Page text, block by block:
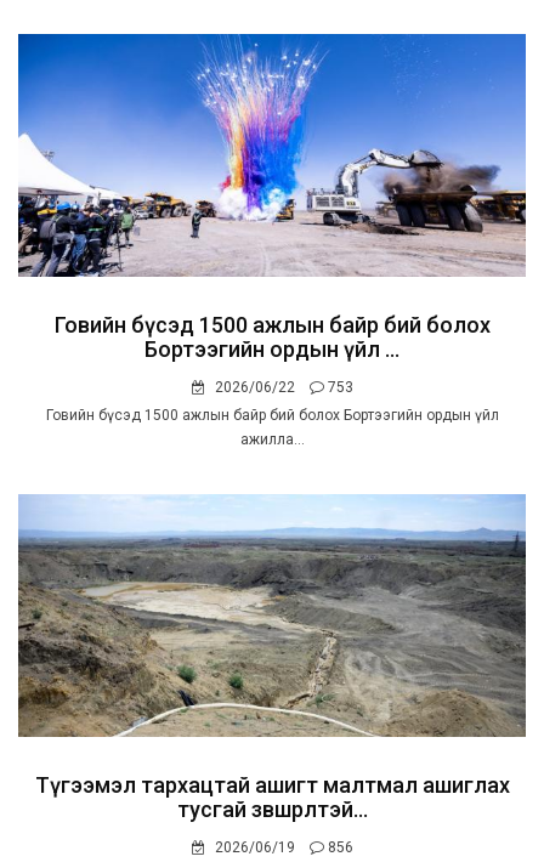
Говийн бүсэд 1500 ажлын байр бий болох
Бортээгийн ордын үйл ...
2026/06/22
753
Говийн бүсэд 1500 ажлын байр бий болох Бортээгийн ордын үйл
ажилла...
Түгээмэл тархацтай ашигт малтмал ашиглах
тусгай зөвшөөрөлтэй...
2026/06/19
856